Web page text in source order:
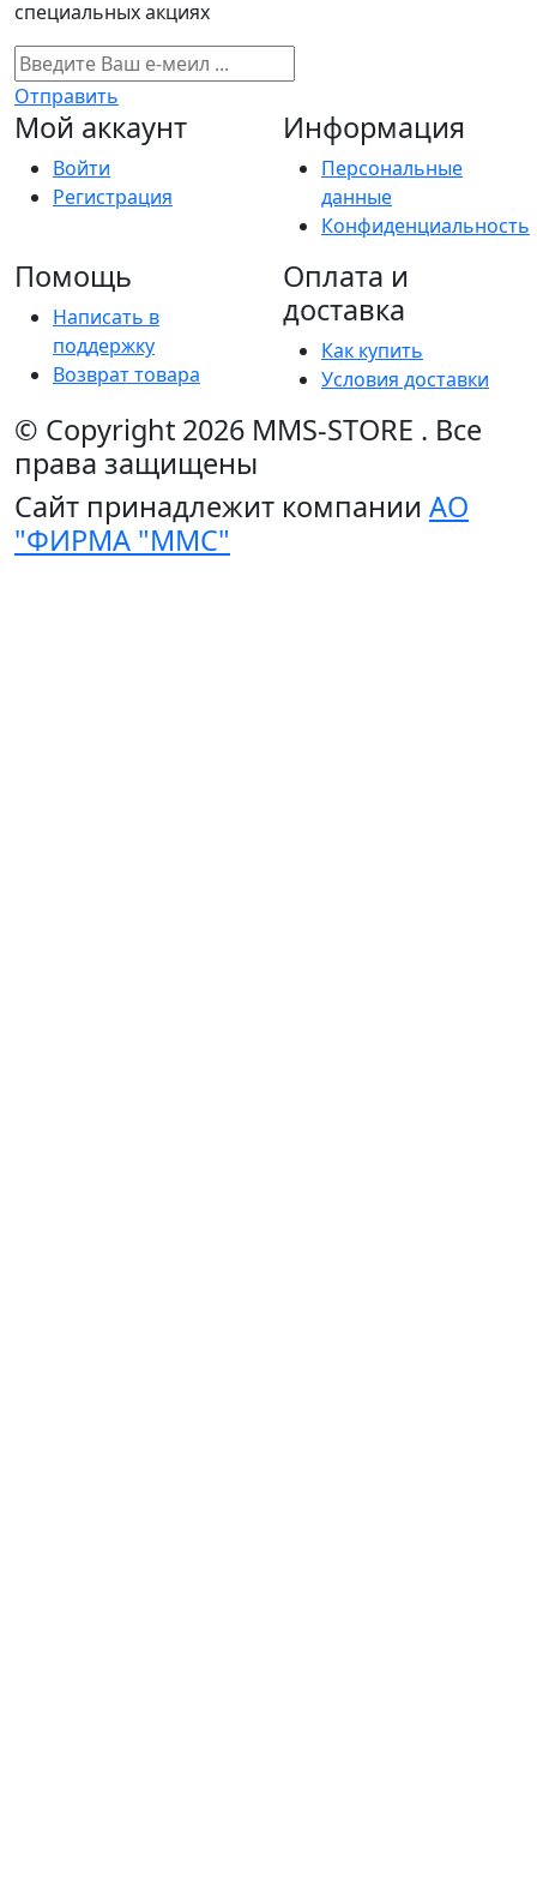
специальных акциях
Отправить
Мой аккаунт
Войти
Регистрация
Информация
Персональные
данные
Конфиденциальность
Помощь
Написать в
поддержку
Возврат товара
Оплата и
доставка
Как купить
Условия доставки
© Copyright 2026 MMS-STORE . Все
права защищены
Сайт принадлежит компании АО
"ФИРМА "ММС"